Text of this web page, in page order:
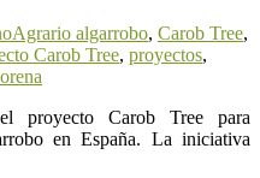
algarrobo, Carob Tree,
Carob Tree, proyectos,
proyecto Carob Tree para
en España. La iniciativa